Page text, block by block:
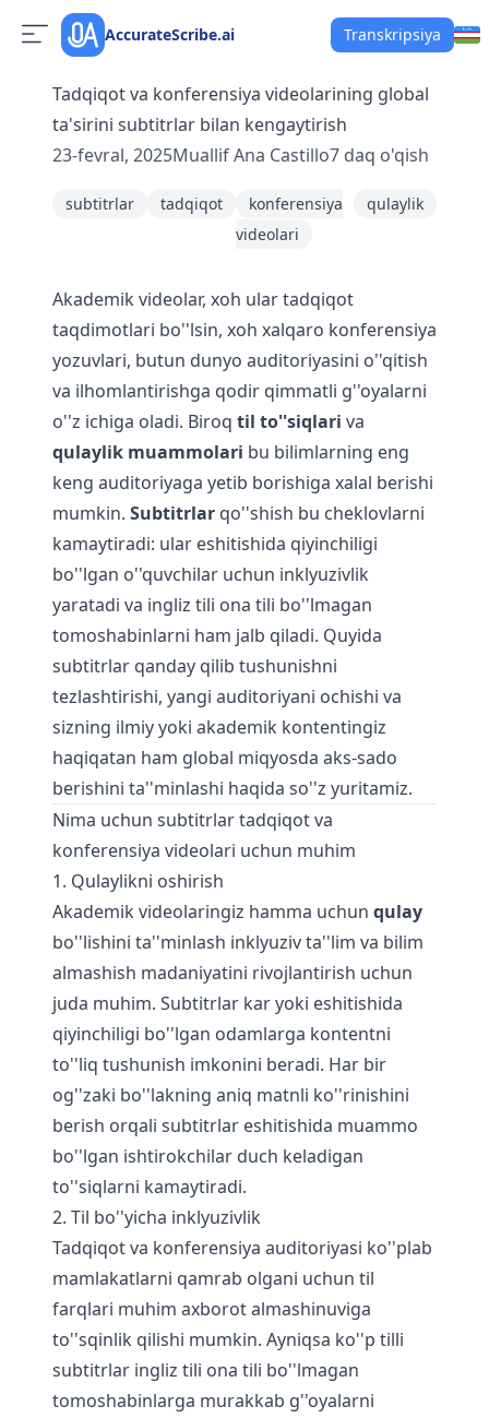
AccurateScribe.ai Transkripsiya
Tadqiqot va konferensiya videolarining global
ta'sirini subtitrlar bilan kengaytirish
23-fevral, 2025MuallifAna Castillo7 daq o'qish
subtitrlar tadqiqot
konferensiya
videolari
qulaylik
Akademik videolar, xoh ular tadqiqot
taqdimotlari bo''lsin, xoh xalqaro konferensiya
yozuvlari, butun dunyo auditoriyasini o''qitish
va ilhomlantirishga qodir qimmatli g''oyalarni
o''z ichiga oladi. Biroq til to''siqlari va
qulaylik muammolari bu bilimlarning eng
keng auditoriyaga yetib borishiga xalal berishi
mumkin. Subtitrlar qo''shish bu cheklovlarni
kamaytiradi: ular eshitishida qiyinchiligi
bo''lgan o''quvchilar uchun inklyuzivlik
yaratadi va ingliz tili ona tili bo''lmagan
tomoshabinlarni ham jalb qiladi. Quyida
subtitrlar qanday qilib tushunishni
tezlashtirishi, yangi auditoriyani ochishi va
sizning ilmiy yoki akademik kontentingiz
haqiqatan ham global miqyosda aks-sado
berishini ta''minlashi haqida so''z yuritamiz.
Nima uchun subtitrlar tadqiqot va
konferensiya videolari uchun muhim
1. Qulaylikni oshirish
Akademik videolaringiz hamma uchun qulay
bo''lishini ta''minlash inklyuziv ta''lim va bilim
almashish madaniyatini rivojlantirish uchun
juda muhim. Subtitrlar kar yoki eshitishida
qiyinchiligi bo''lgan odamlarga kontentni
to''liq tushunish imkonini beradi. Har bir
og''zaki bo''lakning aniq matnli ko''rinishini
berish orqali subtitrlar eshitishida muammo
bo''lgan ishtirokchilar duch keladigan
to''siqlarni kamaytiradi.
2. Til bo''yicha inklyuzivlik
Tadqiqot va konferensiya auditoriyasi ko''plab
mamlakatlarni qamrab olgani uchun til
farqlari muhim axborot almashinuviga
to''sqinlik qilishi mumkin. Ayniqsa ko''p tilli
subtitrlar ingliz tili ona tili bo''lmagan
tomoshabinlarga murakkab g''oyalarni